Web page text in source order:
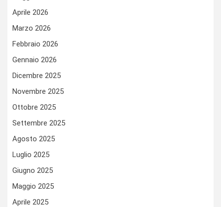
Aprile 2026
Marzo 2026
Febbraio 2026
Gennaio 2026
Dicembre 2025
Novembre 2025
Ottobre 2025
Settembre 2025
Agosto 2025
Luglio 2025
Giugno 2025
Maggio 2025
Aprile 2025